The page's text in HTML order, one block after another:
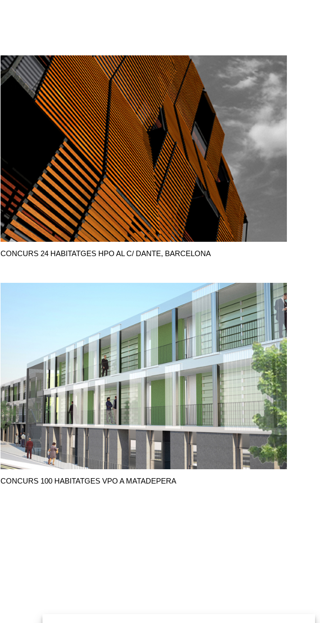
CONCURS 24 HABITATGES HPO AL C/ DANTE, BARCELONA
CONCURS 100 HABITATGES VPO A MATADEPERA